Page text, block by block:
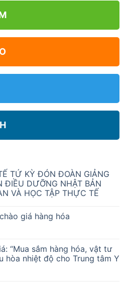
TỨ KỲ ĐÓN ĐOÀN GIẢNG
ĐIỀU DƯỠNG NHẬT BẢN
VÀ HỌC TẬP THỰC TẾ
giá hàng hóa
“Mua sắm hàng hóa, vật tư
hòa nhiệt độ cho Trung tâm Y